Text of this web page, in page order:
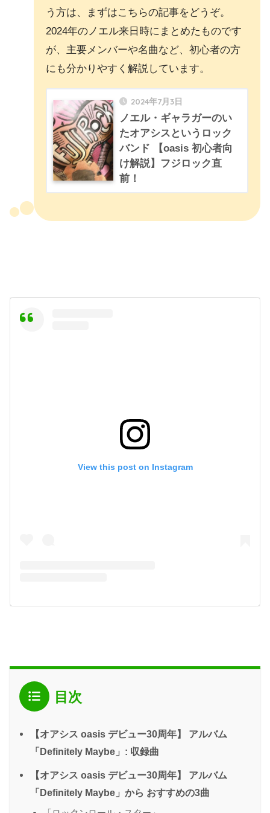
う方は、まずはこちらの記事をどうぞ。
2024年のノエル来日時にまとめたものです
が、主要メンバーや名曲など、初心者の方
にも分かりやすく解説しています。
2024年7月3日
ノエル・ギャラガーのい
たオアシスというロック
バンド 【oasis 初心者向
け解説】フジロック直
前！
View this post on Instagram
目次
【オアシス oasis デビュー30周年】 アルバム
「Definitely Maybe」: 収録曲
【オアシス oasis デビュー30周年】 アルバム
「Definitely Maybe」から おすすめの3曲